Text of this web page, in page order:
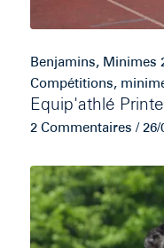
Benjamins, Minimes
Compétitions,
Equip'athlé
2 Commentaires / 26/